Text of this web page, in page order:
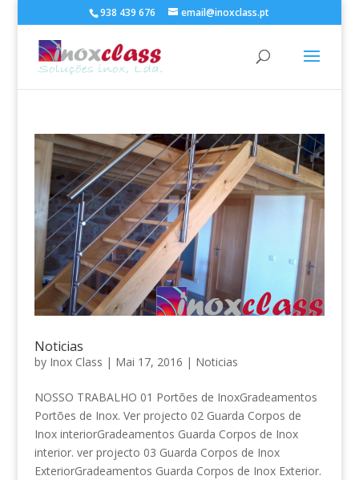
938 439 676 email@inoxclass.pt
Noticias
by Inox Class | Mai 17, 2016 | Noticias
NOSSO TRABALHO 01 Portões de InoxGradeamentos
Portões de Inox. Ver projecto 02 Guarda Corpos de
Inox interiorGradeamentos Guarda Corpos de Inox
interior. ver projecto 03 Guarda Corpos de Inox
ExteriorGradeamentos Guarda Corpos de Inox Exterior.